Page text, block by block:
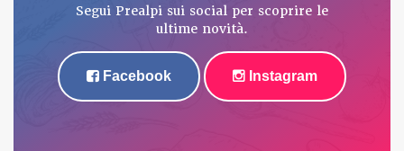
Segui Prealpi sui social per scoprire le
ultime novità.
Facebook Instagram